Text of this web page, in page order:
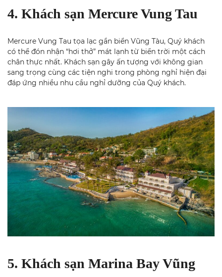
4. Khách sạn Mercure Vung Tau
Mercure Vung Tau tọa lạc gần biển Vũng Tàu, Quý khách
có thể đón nhận “hơi thở” mát lạnh từ biển trời một cách
chân thực nhất. Khách sạn gây ấn tượng với không gian
sang trọng cùng các tiện nghi trong phòng nghỉ hiện đại
đáp ứng nhiều nhu cầu nghỉ dưỡng của Quý khách.
5. Khách sạn Marina Bay Vũng